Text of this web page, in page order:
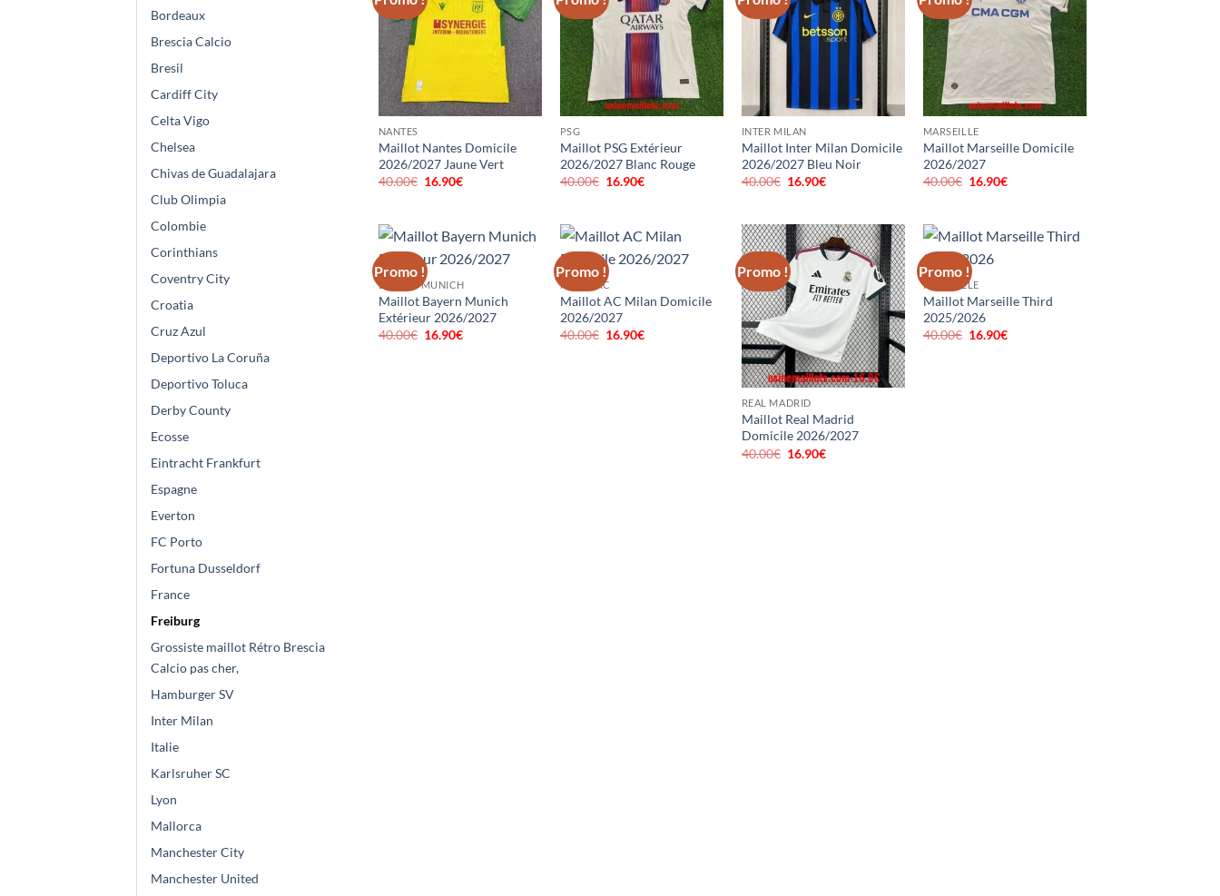
Bordeaux
Brescia Calcio
Bresil
Cardiff City
Celta Vigo
Chelsea
Chivas de Guadalajara
Club Olimpia
Colombie
Corinthians
Coventry City
Croatia
Cruz Azul
Deportivo La Coruña
Deportivo Toluca
Derby County
Ecosse
Eintracht Frankfurt
Espagne
Everton
FC Porto
Fortuna Dusseldorf
France
Freiburg
Grossiste maillot Rétro Brescia
Calcio pas cher,
Hamburger SV
Inter Milan
Italie
Karlsruher SC
Lyon
Mallorca
Manchester City
Manchester United
NANTES
Maillot Nantes Domicile
2026/2027 Jaune Vert
40.00€ Le
40.00€.
16.90€
16.90€.
PSG
Maillot PSG Extérieur
2026/2027 Blanc Rouge
40.00€ Le
40.00€.
16.90€
16.90€.
INTER MILAN
Maillot Inter Milan Domicile
2026/2027 Bleu Noir
40.00€ Le
40.00€.
16.90€
16.90€.
MARSEILLE
Maillot Marseille Domicile
2026/2027
40.00€ Le
40.00€.
16.90€
16.90€.
Promo !
BAYERN MUNICH
Maillot Bayern Munich
Extérieur 2026/2027
40.00€ Le
16.90€
Promo !
MILAN AC
Maillot AC Milan Domicile
2026/2027
40.00€ Le
16.90€
Promo !
REAL MADRID
Maillot Real Madrid
Domicile 2026/2027
40.00€ Le
16.90€
Promo !
MARSEILLE
Maillot Marseille Third
2025/2026
40.00€ Le
16.90€